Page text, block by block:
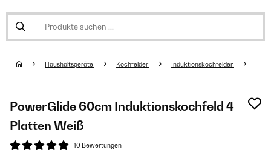
Haushaltsgeräte Kochfelder Induktionskochfelder
PowerGlide 60cm Induktionskochfeld 4
Platten Weiß
10 Bewertungen